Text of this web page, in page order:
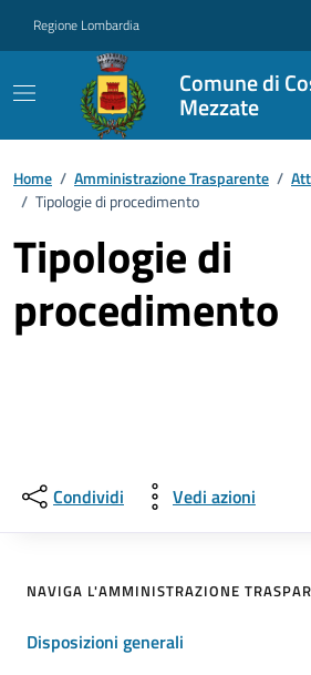
Regione Lombardia
Comune di
Mezzate
Home / Amministrazione Trasparente /
/ Tipologie di procedimento
Tipologie di
procedimento
Condividi Vedi azioni
NAVIGA L'AMMINISTRAZIONE
Disposizioni generali